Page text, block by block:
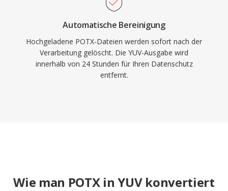
Automatische Bereinigung
Hochgeladene POTX-Dateien werden sofort nach der
Verarbeitung gelöscht. Die YUV-Ausgabe wird
innerhalb von 24 Stunden für Ihren Datenschutz
entfernt.
Wie man POTX in YUV konvertiert